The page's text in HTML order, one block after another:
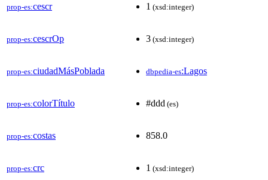
prop-es:cescr 1 (xsd:integer)
prop-es:cescrOp 3 (xsd:integer)
prop-es:ciudadMásPoblada dbpedia-es:Lagos
prop-es:colorTítulo #ddd (es)
prop-es:costas 858.0
prop-es:crc 1 (xsd:integer)